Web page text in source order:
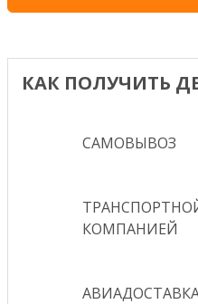
КАК ПОЛУЧИТЬ
САМОВЫВОЗ
КОМПАНИЕЙ